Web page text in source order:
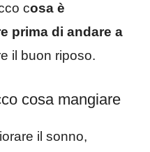
cosa è
prima di andare a
il buon riposo.
cosa mangiare
il sonno,